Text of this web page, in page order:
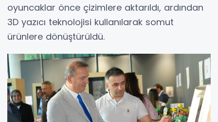
oyuncaklar önce çizimlere aktarıldı, ardından
3D yazıcı teknolojisi kullanılarak somut
ürünlere dönüştürüldü.